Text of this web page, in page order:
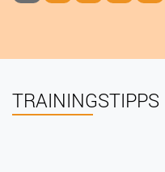
TRAININGSTIPPS